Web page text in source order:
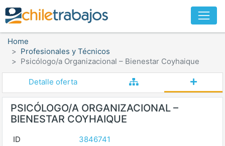
Home
Profesionales y Técnicos
Psicólogo/a Organizacional – Bienestar Coyhaique
Detalle oferta
PSICÓLOGO/A ORGANIZACIONAL –
BIENESTAR COYHAIQUE
ID
3846741